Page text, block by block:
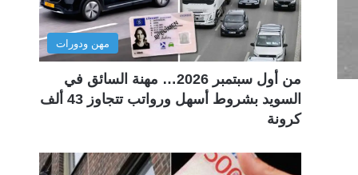
مهن ودورات
من أول سبتمبر 2026… مهنة السائق في
السويد بشروط أسهل ورواتب تتجاوز 43 ألف
كرونة